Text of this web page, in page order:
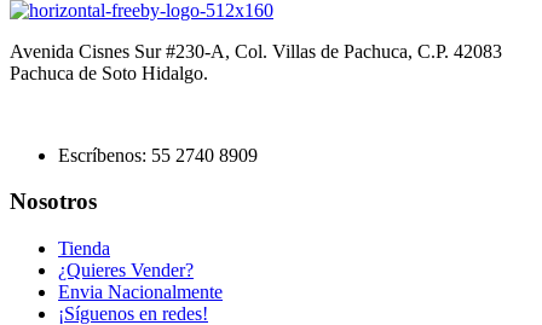
Avenida Cisnes Sur #230-A, Col. Villas de Pachuca, C.P. 42083
Pachuca de Soto Hidalgo.
Escríbenos: 55 2740 8909
Nosotros
Tienda
¿Quieres Vender?
Envia Nacionalmente
¡Síguenos en redes!